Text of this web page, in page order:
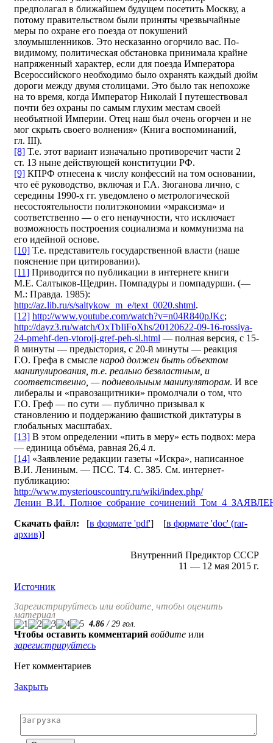
предполагал в ближайшем будущем посетить Москву, а
потому правительством были приняты чрезвычайные
меры по охране его поезда от покушений
злоумышленников. Это несказанно огорчило вас. По-
видимому, политическая обстановка принимала крайне
напряженный характер, если для поезда Императора
Всероссийского необходимо было охранять каждый дюйм
дороги между двумя столицами. Это было так непохоже
на то время, когда Император Николай I путешествовал
почти без охраны по самым глухим местам своей
необъятной Империи. Отец наш был очень огорчен и не
мог скрыть своего волнения» (Книга воспоминаний,
гл. III).
[8] Т.е. этот вариант изначально противоречит части 2
ст. 13 ныне действующей конституции РФ.
[9] КПРФ отнесена к числу конфессий на том основании,
что её руководство, включая и Г.А. Зюганова лично, с
середины 1990‑х гг. уведомлено о метрологической
несостоятельности политэкономии «мраксизма» и
соответственно — о его ненаучности, что исключает
возможность построения социализма и коммунизма на
его идейной основе.
[10] Т.е. представитель государственной власти (наше
пояснение при цитировании).
[11] Приводится по публикации в интернете книги
М.Е. Салтыков-Щедрин. Помпадуры и помпадурши. (—
М.: Правда. 1985):
http://az.lib.ru/s/saltykow_m_e/text_0020.shtml.
[12] http://www.youtube.com/watch?v=n04R840pJKc;
http://dayz3.ru/watch/OxTbIiFoXhs/20120622-09-16-rossiya-
24-pmehf-den-vtorojj-gref-peh-sl.html — полная версия, с 15-
й минуты — предыстория, с 20-й минуты — реакция
Г.О. Грефа в смысле народ должен быть объектом
манипулирования, т.е. реально безвластным, и
соответственно, — подневольным манипуляторам. И все
либералы и «правозащитники» промолчали о том, что
Г.О. Греф — по сути — публично призывал к
становлению и поддержанию фашисткой диктатуры в
глобальных масштабах.
[13] В этом определении «пить в меру» есть подвох: мера
— единица объёма, равная 26,4 л.
[14] «Заявление редакции газеты «Искра», написанное
В.И. Лениным. — ПСС. Т4. С. 385. См. интернет-
публикацию:
http://www.mysteriouscountry.ru/wiki/index.php/
Скачать файл: [в формате 'pdf'] [в формате 'doc' (rar-
архив)]
Внутренний Предиктор СССР
11 — 12 мая 2015 г.
Источник
Зарегистрируйтесь или войдите, чтобы оценить
материал
4.86 / 29 гол.
Чтобы оставить комментарий войдите или
зарегистрируйтесь
Нет комментариев
Закрыть